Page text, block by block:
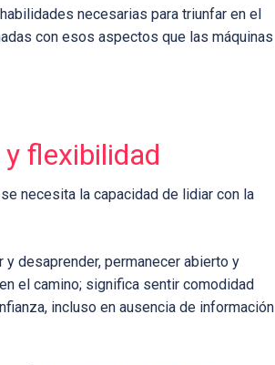
necesarias para triunfar en el
con esos aspectos que las máquinas
flexibilidad
necesita la capacidad de lidiar con la
desaprender, permanecer abierto y
el camino; significa sentir comodidad
incluso en ausencia de información